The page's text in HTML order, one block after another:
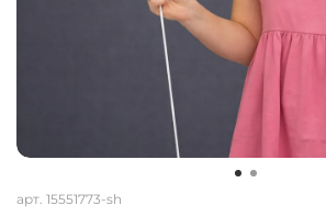
арт. 15551773-sh